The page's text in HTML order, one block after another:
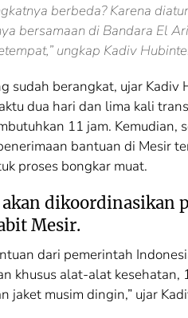
berbeda? Karena
bersamaan di Bandara El
ungkap Kadiv
sudah berangkat, ujar Kadiv
dua hari dan lima kali
11 jam. Kemudian,
bantuan di Mesir
proses bongkar muat.
dikoordinasikan
Mesir.
dari pemerintah
khusus alat-alat kesehatan,
jaket musim dingin,” ujar